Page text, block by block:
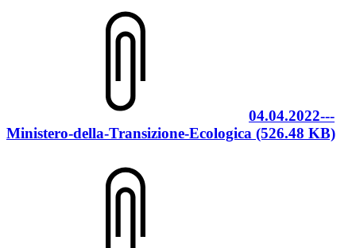
04.04.2022---
Ministero-della-Transizione-Ecologica (526.48 KB)